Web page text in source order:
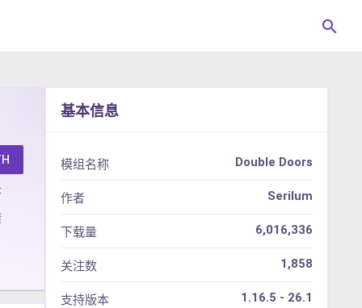
search
基本信息
模组名称 Double Doors
作者 Serilum
下载量 6,016,336
关注数 1,858
支持版本 1.16.5 - 26.1